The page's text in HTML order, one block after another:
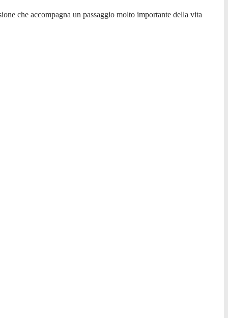
che accompagna un passaggio molto importante della vita